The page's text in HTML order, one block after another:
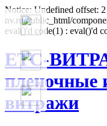
Notice: Undefined offset:
nv.ru/public_html/
eval()'d code(1) : eval()'d
ЕТС-
пленочные
витражи